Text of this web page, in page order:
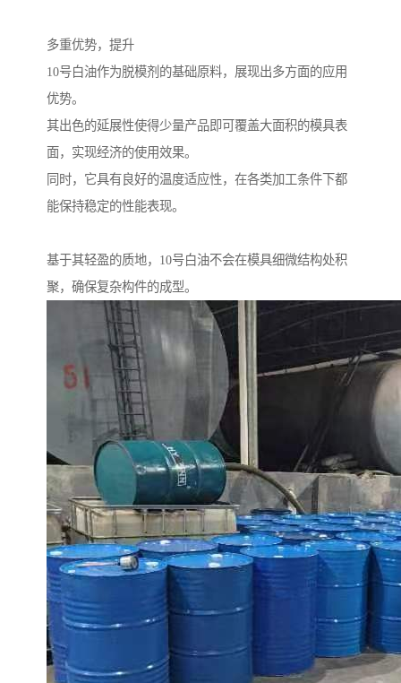
多重优势，提升
10号白油作为脱模剂的基础原料，展现出多方面的应用
优势。
其出色的延展性使得少量产品即可覆盖大面积的模具表
面，实现经济的使用效果。
同时，它具有良好的温度适应性，在各类加工条件下都
能保持稳定的性能表现。
基于其轻盈的质地，10号白油不会在模具细微结构处积
聚，确保复杂构件的成型。